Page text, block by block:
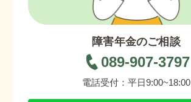
障害年金のご相談
089-907-3797
電話受付：平日9:00~18:00